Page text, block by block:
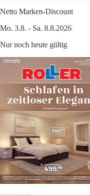
Netto Marken-Discount
Mo. 3.8. - Sa. 8.8.2026
Nur noch heute gültig